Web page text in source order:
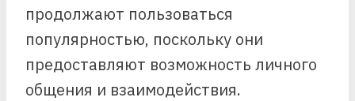
продолжают пользоваться
популярностью, поскольку они
предоставляют возможность личного
общения и взаимодействия.